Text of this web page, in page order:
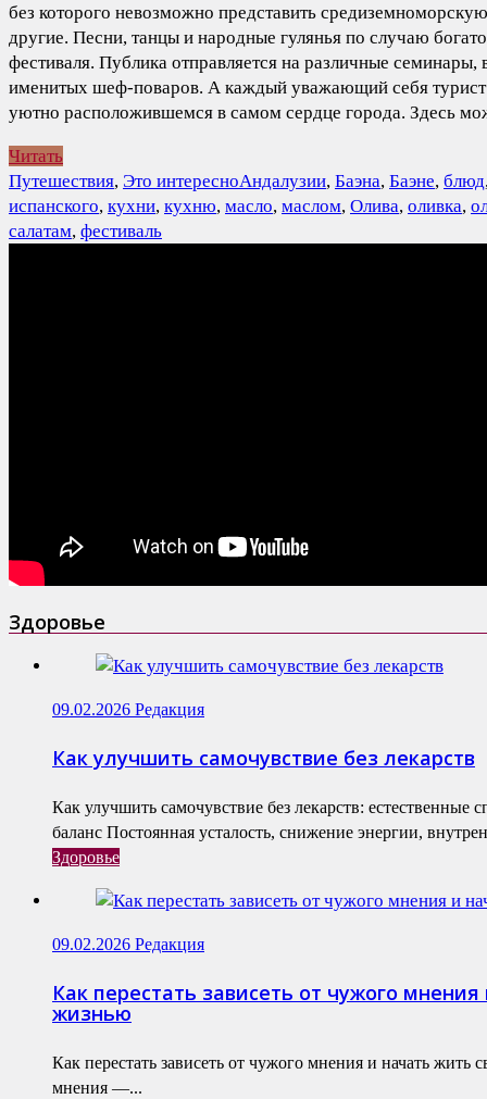
без которого невозможно представить
другие. Песни, танцы и народные гулянья по случаю
фестиваля. Публика отправляется на различные семинары,
именитых шеф-поваров. А каждый уважающий себя турист
уютно расположившемся в самом сердце города. Здесь
Читать
Путешествия, Это интересноАндалузии, Баэна, Баэне, блюд
испанского, кухни, кухню, масло, маслом, Олива, оливка,
салатам, фестиваль
Здоровье
09.02.2026 Редакция
Как улучшить самочувствие без лекарств
Как улучшить самочувствие без лекарств: естественные
баланс Постоянная усталость, снижение энергии,
Здоровье
09.02.2026 Редакция
Как перестать зависеть от чужого
жизнью
Как перестать зависеть от чужого мнения и начать жить
мнения —...